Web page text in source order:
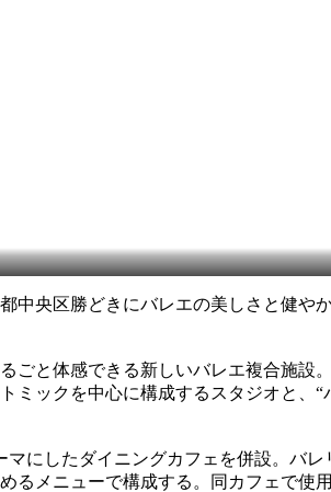
中央区勝どきにバレエの美しさと健
ごと体感できる新しいバレエ複合施
ミックを中心に構成するスタジオと
にしたダイニングカフェを併設。バ
るメニューで構成する。同カフェで